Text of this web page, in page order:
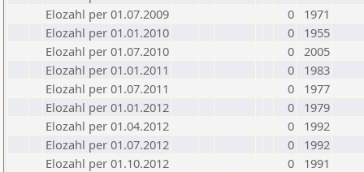
Elozahl per 01.07.2009
0
1971
Elozahl per 01.01.2010
0
1955
Elozahl per 01.07.2010
0 2005
Elozahl per 01.01.2011
0
1983
Elozahl per 01.07.2011
0
1977
Elozahl per 01.01.2012
0
1979
Elozahl per 01.04.2012
0
1992
Elozahl per 01.07.2012
0
1992
Elozahl per 01.10.2012
0
1991